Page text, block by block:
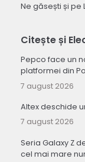
Ne găsești și pe
Citește și
Pepco face un
platformei din
7 august 2026
Altex deschide
7 august 2026
Seria Galaxy Z
cel mai mare